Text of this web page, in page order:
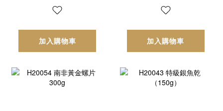
加入購物車 加入購物車